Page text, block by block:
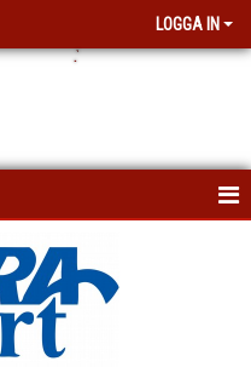
LOGGA IN
.`